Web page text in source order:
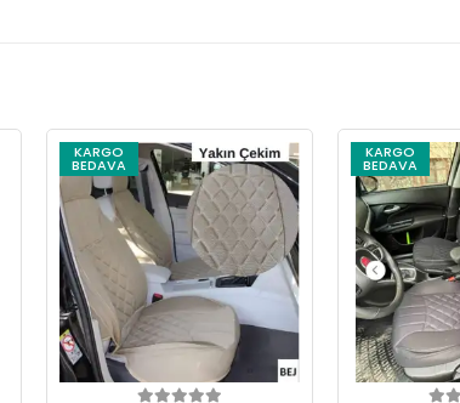
KARGO
BEDAVA
KARGO
BEDAVA